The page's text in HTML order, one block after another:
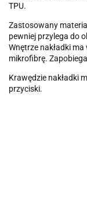
TPU.
Zastosowany
pewniej przylega do
Wnętrze nakładki
mikrofibrę.
Krawędzie nakładki
przyciski.